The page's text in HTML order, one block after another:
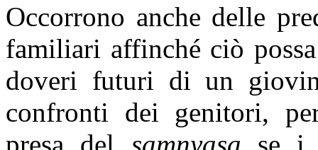
Occorrono anche delle
familiari affinché ciò
doveri futuri di un
confronti dei genitori,
presa del samnyasa se i